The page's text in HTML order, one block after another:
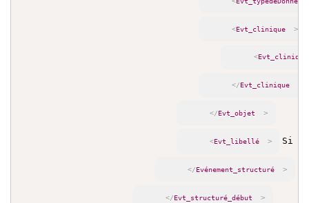
<Evt_clinique >
<
</Evt_clinique
</Evt_objet >
<Evt_libellé > Si
</Evénement_structuré >
</Evt_structuré_début >